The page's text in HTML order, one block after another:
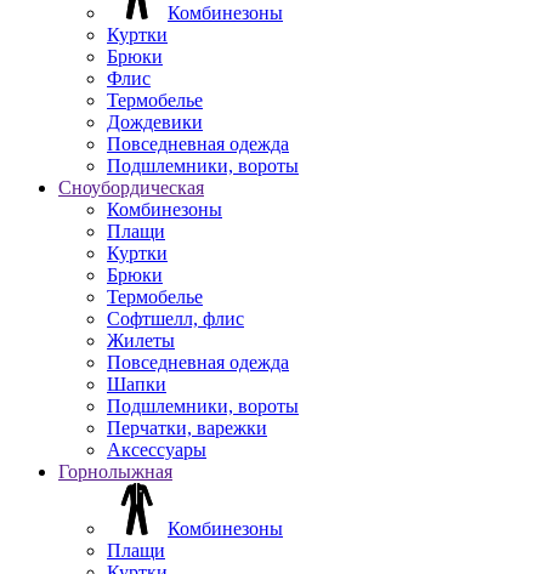
Комбинезоны
Куртки
Брюки
Флис
Термобелье
Дождевики
Повседневная одежда
Подшлемники, вороты
Сноубордическая
Комбинезоны
Плащи
Куртки
Брюки
Термобелье
Софтшелл, флис
Жилеты
Повседневная одежда
Шапки
Подшлемники, вороты
Перчатки, варежки
Аксессуары
Горнолыжная
Комбинезоны
Плащи